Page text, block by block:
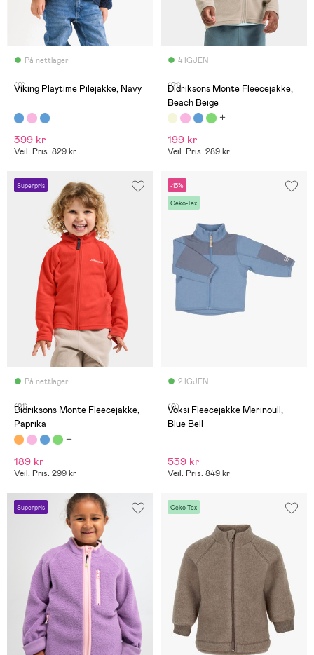
På nettlager
(0)
Viking Playtime Pilejakke, Navy
399 kr
Veil. Pris: 829 kr
4 IGJEN
(21)
Didriksons Monte Fleecejakke,
Beach Beige
199 kr
Veil. Pris: 289 kr
Superpris
På nettlager
(21)
Didriksons Monte Fleecejakke,
Paprika
189 kr
Veil. Pris: 299 kr
-13%
Oeko-Tex
2 IGJEN
(0)
Voksi Fleecejakke Merinoull,
Blue Bell
539 kr
Veil. Pris: 849 kr
Superpris Oeko-Tex